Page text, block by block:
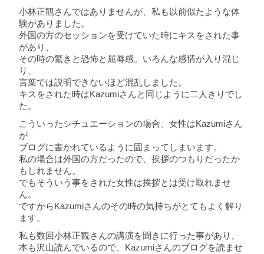
小林正観さんではありませんが、私も以前似たような体
験がありました。
外国の方のセッションを受けていた時にキスをされた事
があり、
その時の驚きと恐怖と屈辱感。いろんな感情が入り混じ
り、
言葉では説明できないほど混乱しました。
キスをされた時はKazumiさんと同じように二人きりでし
た。
こういったシチュエーションの場合、女性はKazumiさん
が
ブログに書かれているように固まってしまいます。
私の場合は外国の方だったので、挨拶のつもりだったか
もしれません。
でもそういう事をされた女性は挨拶とは受け取れませ
ん。
ですからKazumiさんのその時の気持ちがとてもよく解り
ます。
私も数回小林正観さんの講演を聞きに行った事があり、
本も沢山読んでいるので、Kazumiさんのブログを読ませ